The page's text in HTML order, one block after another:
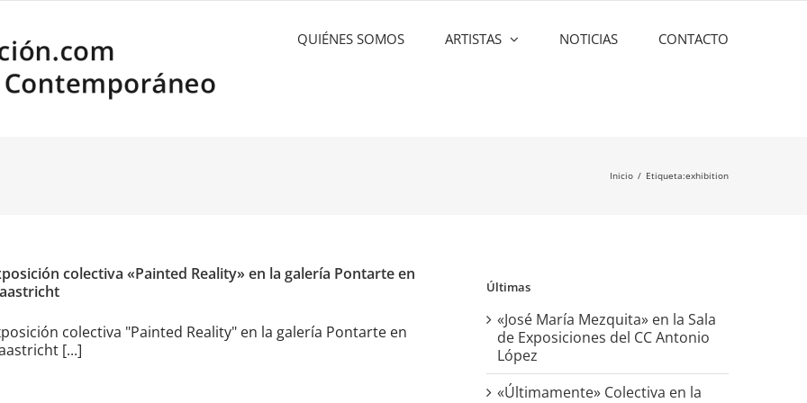
QUIÉNES SOMOS ARTISTAS NOTICIAS CONTACTO
Inicio Etiqueta:exhibition
colectiva «Painted Reality» en la galería Pontarte en
colectiva "Painted Reality" en la galería Pontarte en
[...]
Últimas
«José María Mezquita» en la Sala
de Exposiciones del CC Antonio
López
«Últimamente» Colectiva en la